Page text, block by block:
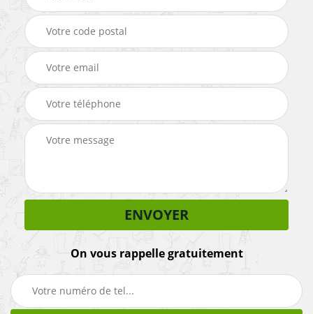
On vous rappelle gratuitement